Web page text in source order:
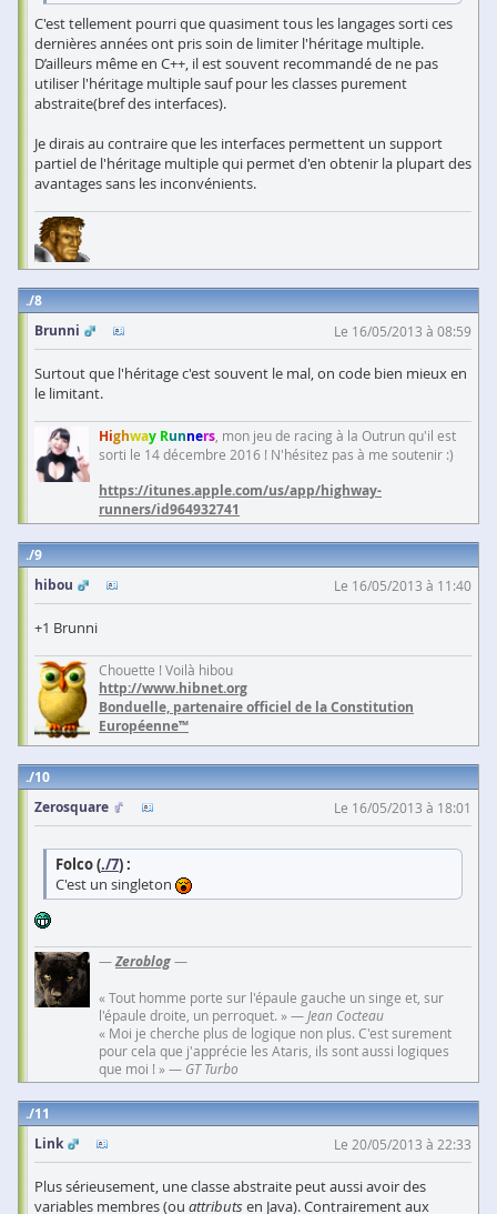
C'est tellement pourri que quasiment tous les langages sorti ces
dernières années ont pris soin de limiter l'héritage multiple.
D’ailleurs même en C++, il est souvent recommandé de ne pas
utiliser l'héritage multiple sauf pour les classes purement
abstraite(bref des interfaces).
Je dirais au contraire que les interfaces permettent un support
partiel de l'héritage multiple qui permet d'en obtenir la plupart des
avantages sans les inconvénients.
8
Brunni
Le 16/05/2013 à 08:59
Surtout que l'héritage c'est souvent le mal, on code bien mieux en
le limitant.
Highway Runners, mon jeu de racing à la Outrun qu'il est
sorti le 14 décembre 2016 ! N'hésitez pas à me soutenir :)
https://itunes.apple.com/us/app/highway-
runners/id964932741
9
hibou
Le 16/05/2013 à 11:40
+1 Brunni
Chouette ! Voilà hibou
http://www.hibnet.org
Bonduelle, partenaire officiel de la Constitution
Européenne™
10
Zerosquare
Le 16/05/2013 à 18:01
Folco (./7) :
C'est un singleton
—Zeroblog—
« Tout homme porte sur l'épaule gauche un singe et, sur
l'épaule droite, un perroquet. » —Jean Cocteau
« Moi je cherche plus de logique non plus. C'est surement
pour cela que j'apprécie les Ataris, ils sont aussi logiques
que moi ! » — GT Turbo
11
Link
Le 20/05/2013 à 22:33
Plus sérieusement, une classe abstraite peut aussi avoir des
variables membres (ou attributsen Java). Contrairement aux